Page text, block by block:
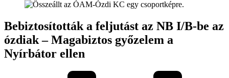
Bebiztosították a feljutást az NB I/B-be az
ózdiak – Magabiztos győzelem a
Nyírbátor ellen